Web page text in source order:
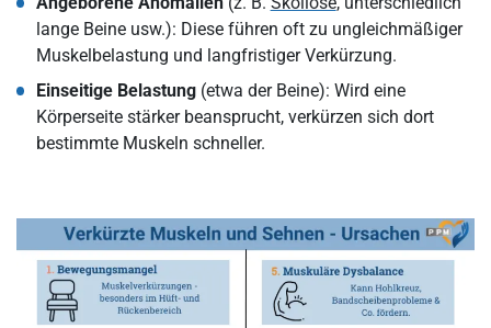
lange Beine usw.): Diese führen oft zu ungleichmäßiger
Muskelbelastung und langfristiger Verkürzung.
Einseitige Belastung(etwa der Beine): Wird eine
Körperseite stärker beansprucht, verkürzen sich dort
bestimmte Muskeln schneller.